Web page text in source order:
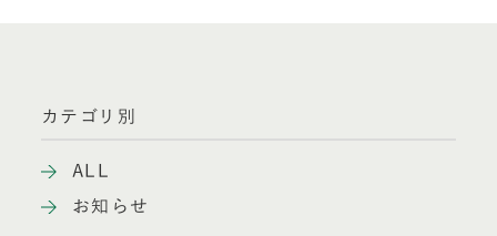
カテゴリ別
ALL
お知らせ